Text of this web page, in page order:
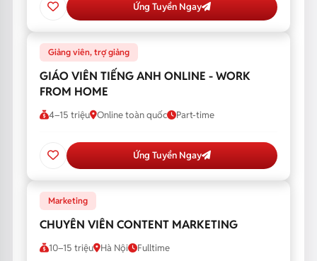
Ứng Tuyển Ngay
Giảng viên, trợ giảng
GIÁO VIÊN TIẾNG ANH ONLINE - WORK
FROM HOME
4–15 triệu Online toàn quốc Part-time
Ứng Tuyển Ngay
Marketing
CHUYÊN VIÊN CONTENT MARKETING
10–15 triệu Hà Nội Fulltime